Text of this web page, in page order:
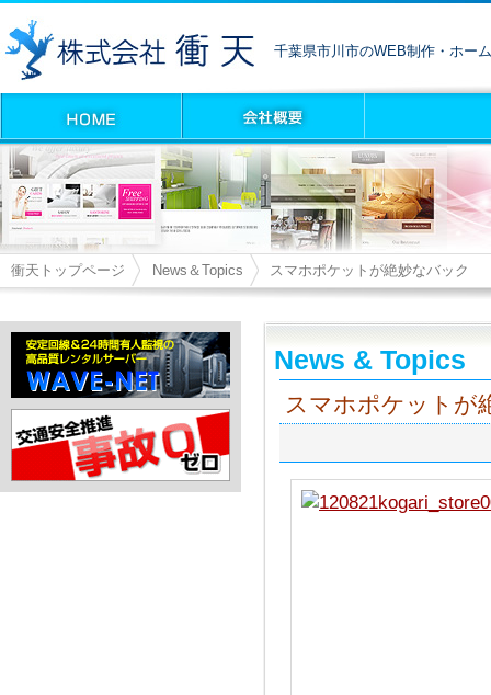
千葉県市川市のWEB制作・ホー
衝天トップページ News＆Topics スマホポケットが絶妙なバック
News & Topics
スマホポケットが